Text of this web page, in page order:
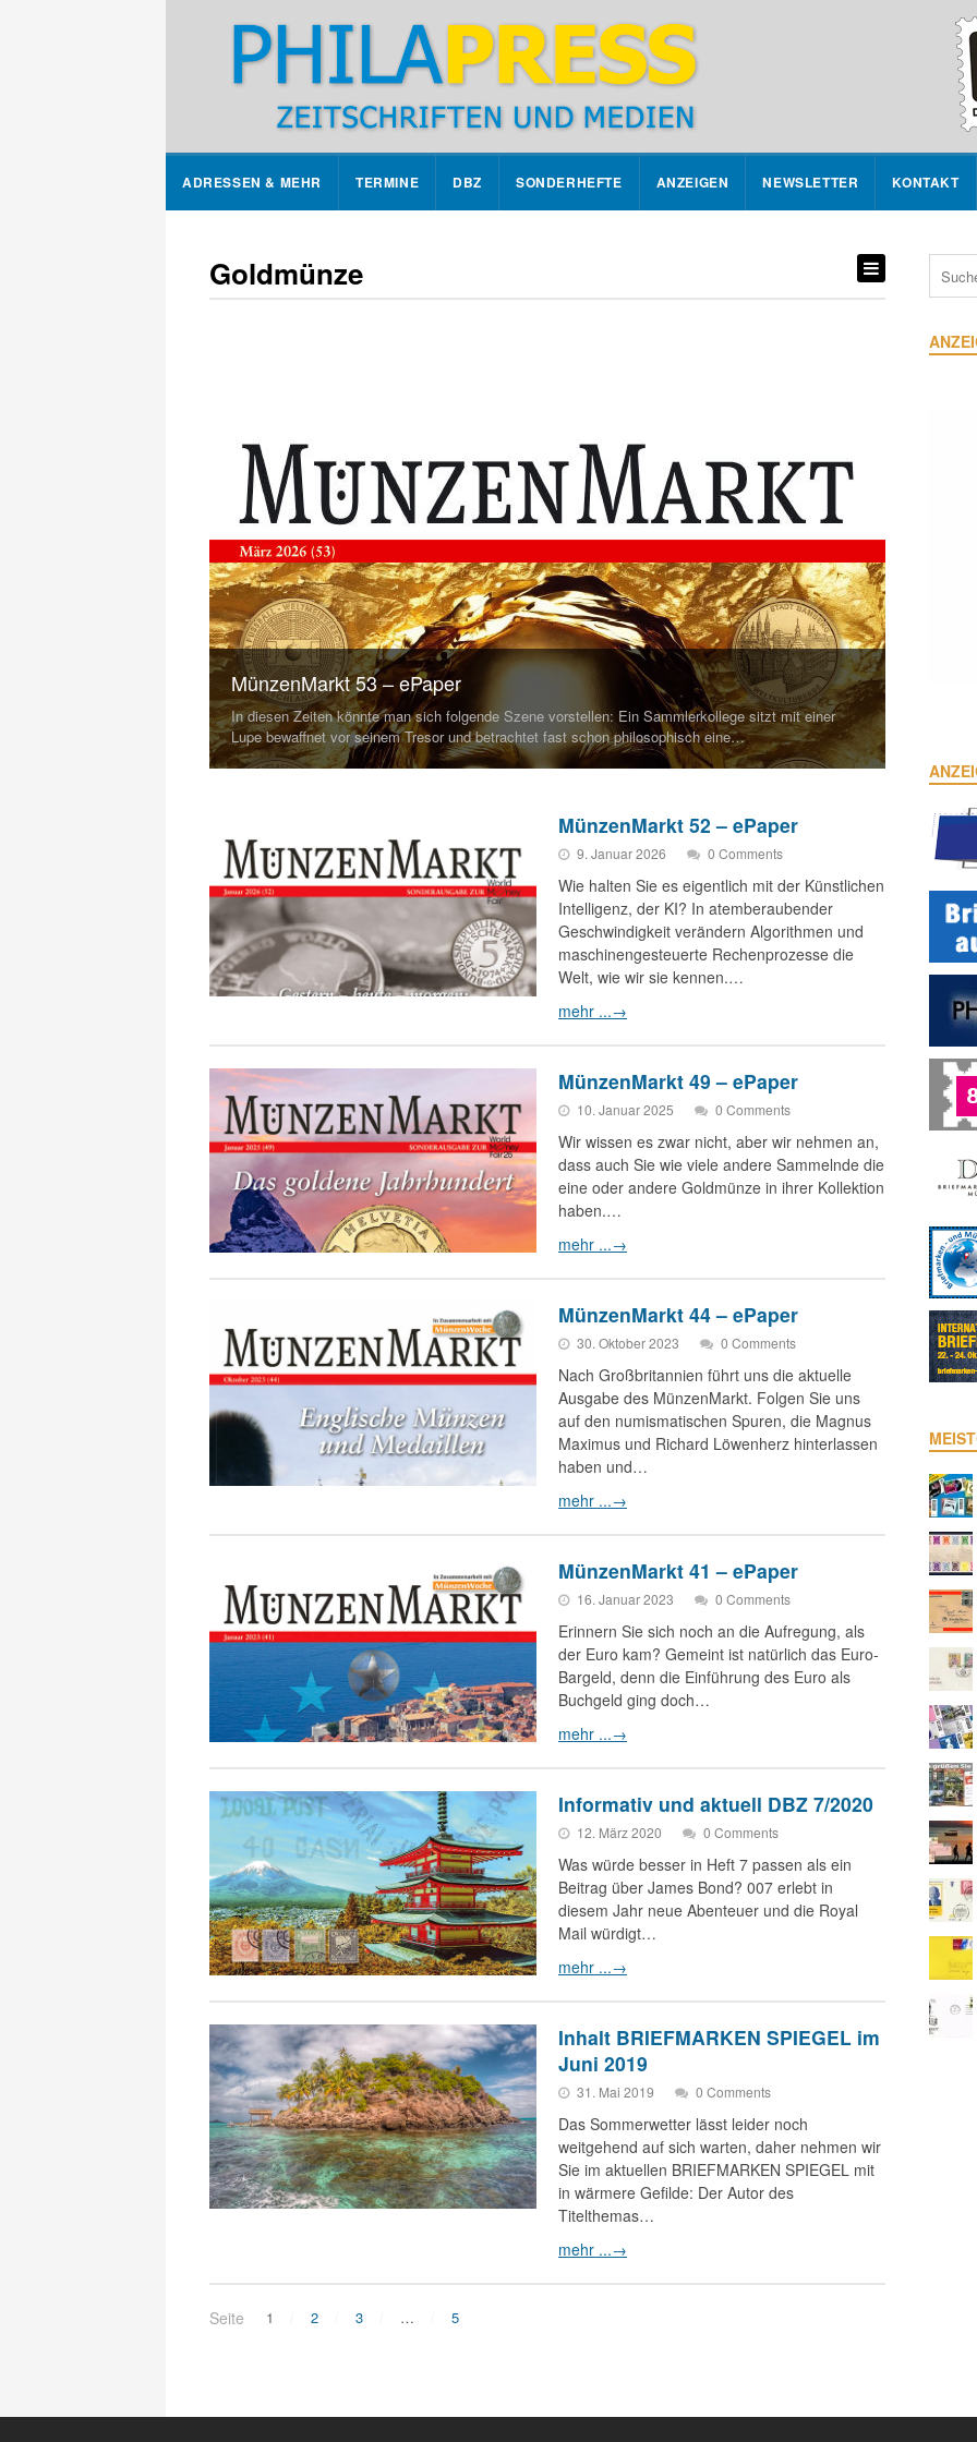
ADRESSEN & MEHR TERMINE DBZ SONDERHEFTE ANZEIGEN NEWSLETTER KONTAKT
Goldmünze
MünzenMarkt 53 – ePaper
In diesen Zeiten könnte man sich folgende Szene vorstellen: Ein Sammlerkollege sitzt mit einer
Lupe bewaffnet vor seinem Tresor und betrachtet fast schon philosophisch eine…
MünzenMarkt 52 – ePaper
9. Januar 2026 0 Comments
Wie halten Sie es eigentlich mit der Künstlichen
Intelligenz, der KI? In atemberaubender
Geschwindigkeit verändern Algorithmen und
maschinengesteuerte Rechenprozesse die
Welt, wie wir sie kennen.…
mehr ...→
MünzenMarkt 49 – ePaper
10. Januar 2025 0 Comments
Wir wissen es zwar nicht, aber wir nehmen an,
dass auch Sie wie viele andere Sammelnde die
eine oder andere Goldmünze in ihrer Kollektion
haben.…
mehr ...→
MünzenMarkt 44 – ePaper
30. Oktober 2023 0 Comments
Nach Großbritannien führt uns die aktuelle
Ausgabe des MünzenMarkt. Folgen Sie uns
auf den numismatischen Spuren, die Magnus
Maximus und Richard Löwenherz hinterlassen
haben und…
mehr ...→
MünzenMarkt 41 – ePaper
16. Januar 2023 0 Comments
Erinnern Sie sich noch an die Aufregung, als
der Euro kam? Gemeint ist natürlich das Euro-
Bargeld, denn die Einführung des Euro als
Buchgeld ging doch…
mehr ...→
Informativ und aktuell DBZ 7/2020
12. März 2020 0 Comments
Was würde besser in Heft 7 passen als ein
Beitrag über James Bond? 007 erlebt in
diesem Jahr neue Abenteuer und die Royal
Mail würdigt…
mehr ...→
Inhalt BRIEFMARKEN SPIEGEL im
Juni 2019
31. Mai 2019 0 Comments
Das Sommerwetter lässt leider noch
weitgehend auf sich warten, daher nehmen wir
Sie im aktuellen BRIEFMARKEN SPIEGEL mit
in wärmere Gefilde: Der Autor des
Titelthemas…
mehr ...→
Seite 1 2 3 … 5